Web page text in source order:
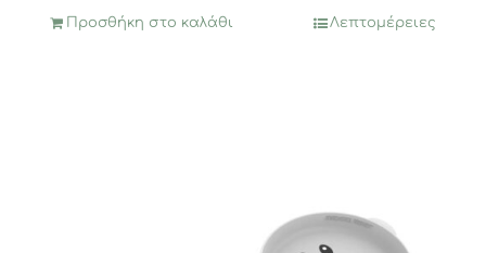
Προσθήκη στο καλάθι Λεπτομέρειες